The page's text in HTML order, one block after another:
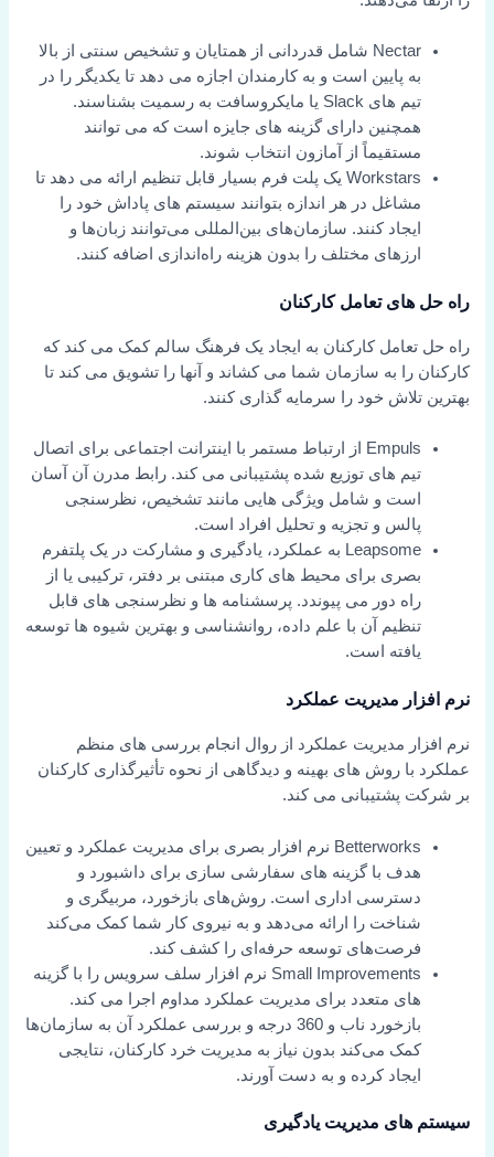
Nectar شامل قدردانی از همتایان و تشخیص سنتی از بالا
به پایین است و به کارمندان اجازه می دهد تا یکدیگر را در
تیم های Slack یا مایکروسافت به رسمیت بشناسند.
همچنین دارای گزینه های جایزه است که می توانند
مستقیماً از آمازون انتخاب شوند.
Workstars یک پلت فرم بسیار قابل تنظیم ارائه می دهد تا
مشاغل در هر اندازه بتوانند سیستم های پاداش خود را
ایجاد کنند. سازمان‌های بین‌المللی می‌توانند زبان‌ها و
ارزهای مختلف را بدون هزینه راه‌اندازی اضافه کنند.
راه حل های تعامل کارکنان
راه حل تعامل کارکنان به ایجاد یک فرهنگ سالم کمک می کند که
کارکنان را به سازمان شما می کشاند و آنها را تشویق می کند تا
بهترین تلاش خود را سرمایه گذاری کنند.
Empuls از ارتباط مستمر با اینترانت اجتماعی برای اتصال
تیم های توزیع شده پشتیبانی می کند. رابط مدرن آن آسان
است و شامل ویژگی هایی مانند تشخیص، نظرسنجی
پالس و تجزیه و تحلیل افراد است.
Leapsome به عملکرد، یادگیری و مشارکت در یک پلتفرم
بصری برای محیط های کاری مبتنی بر دفتر، ترکیبی یا از
راه دور می پیوندد. پرسشنامه ها و نظرسنجی های قابل
تنظیم آن با علم داده، روانشناسی و بهترین شیوه ها توسعه
یافته است.
نرم افزار مدیریت عملکرد
نرم افزار مدیریت عملکرد از روال انجام بررسی های منظم
عملکرد با روش های بهینه و دیدگاهی از نحوه تأثیرگذاری کارکنان
بر شرکت پشتیبانی می کند.
Betterworks نرم افزار بصری برای مدیریت عملکرد و تعیین
هدف با گزینه های سفارشی سازی برای داشبورد و
دسترسی اداری است. روش‌های بازخورد، مربیگری و
شناخت را ارائه می‌دهد و به نیروی کار شما کمک می‌کند
فرصت‌های توسعه حرفه‌ای را کشف کند.
Small Improvements نرم افزار سلف سرویس را با گزینه
های متعدد برای مدیریت عملکرد مداوم اجرا می کند.
بازخورد ناب و 360 درجه و بررسی عملکرد آن به سازمان‌ها
کمک می‌کند بدون نیاز به مدیریت خرد کارکنان، نتایجی
ایجاد کرده و به دست آورند.
سیستم های مدیریت یادگیری